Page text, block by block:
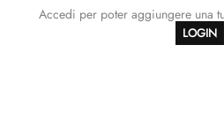
Accedi per poter aggiungere una
LOGIN